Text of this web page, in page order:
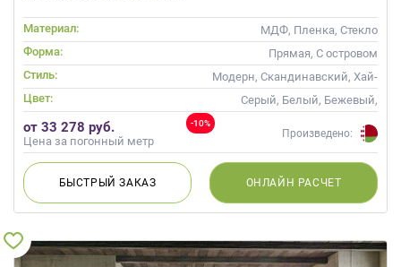
Материал:
МДФ, Пленка, Стекло
Форма:
Прямая, С островом
Стиль:
Модерн, Скандинавский, Хай-
тек, Современные
Цвет:
Серый, Белый, Бежевый,
Слоновая кость, Кремовый
-10%
от 33 278 руб.
Цена за погонный метр
Произведено:
БЫСТРЫЙЗАКАЗ ОНЛАЙН РАСЧЕТ